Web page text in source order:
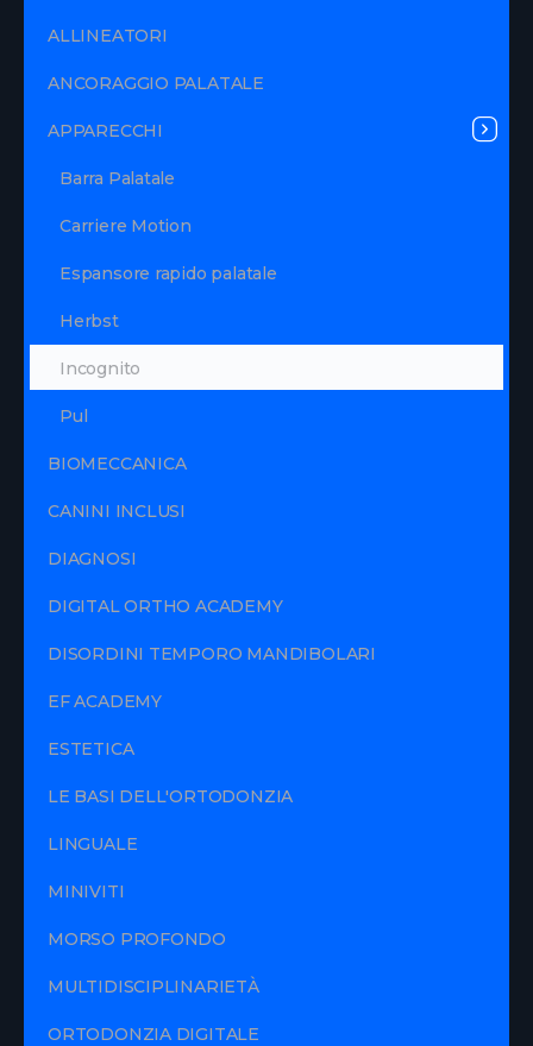
ALLINEATORI
ANCORAGGIO PALATALE
APPARECCHI
Barra Palatale
Carriere Motion
Espansore rapido palatale
Herbst
Incognito
Pul
BIOMECCANICA
CANINI INCLUSI
DIAGNOSI
DIGITAL ORTHO ACADEMY
DISORDINI TEMPORO MANDIBOLARI
EF ACADEMY
ESTETICA
LE BASI DELL'ORTODONZIA
LINGUALE
MINIVITI
MORSO PROFONDO
MULTIDISCIPLINARIETÀ
ORTODONZIA DIGITALE